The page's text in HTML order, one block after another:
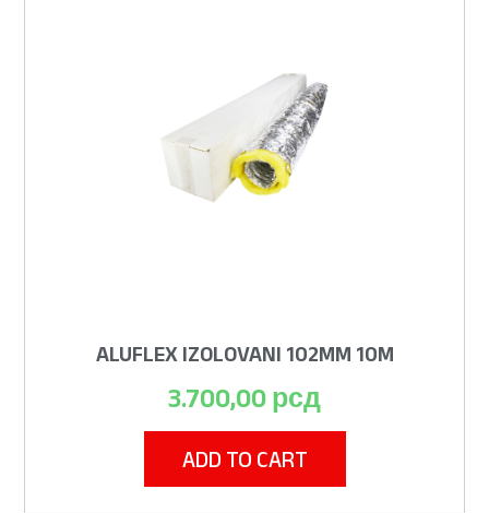
ALUFLEX IZOLOVANI 102MM 10M
3.700,00 рсд
ADD TO CART